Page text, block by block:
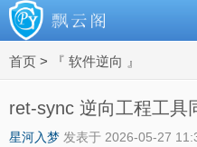
首页 > 『 软件逆向 』
ret-sync 逆向工程工具
星河入梦 发表于 2026-05-27